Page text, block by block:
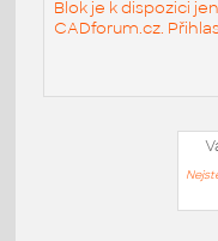
Blok je k dispozici
CADforum.cz.